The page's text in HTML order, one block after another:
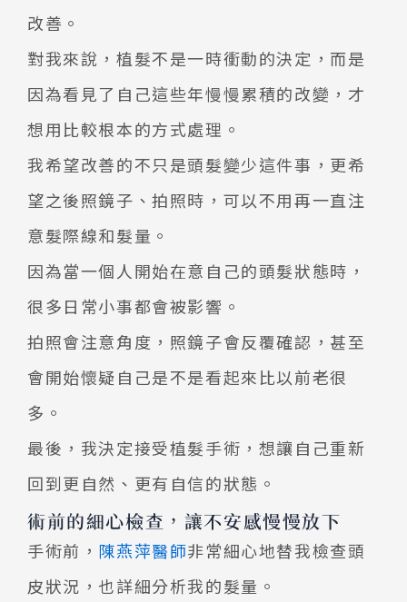
改善。
對我來說，植髮不是一時衝動的決定，而是
因為看見了自己這些年慢慢累積的改變，才
想用比較根本的方式處理。
我希望改善的不只是頭髮變少這件事，更希
望之後照鏡子、拍照時，可以不用再一直注
意髮際線和髮量。
因為當一個人開始在意自己的頭髮狀態時，
很多日常小事都會被影響。
拍照會注意角度，照鏡子會反覆確認，甚至
會開始懷疑自己是不是看起來比以前老很
多。
最後，我決定接受植髮手術，想讓自己重新
回到更自然、更有自信的狀態。
術前的細心檢查，讓不安感慢慢放下
手術前， 陳燕萍醫師非常細心地替我檢查頭
皮狀況，也詳細分析我的髮量。